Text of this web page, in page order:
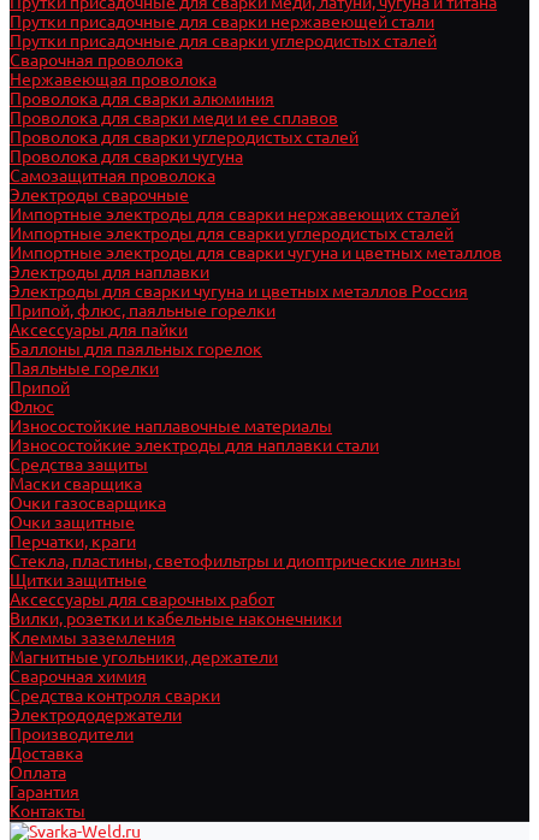
Прутки присадочные для сварки нержавеющей стали
Прутки присадочные для сварки углеродистых сталей
Сварочная проволока
Нержавеющая проволока
Проволока для сварки алюминия
Проволока для сварки меди и ее сплавов
Проволока для сварки углеродистых сталей
Проволока для сварки чугуна
Самозащитная проволока
Электроды сварочные
Импортные электроды для сварки нержавеющих сталей
Импортные электроды для сварки углеродистых сталей
Импортные электроды для сварки чугуна и цветных металлов
Электроды для наплавки
Электроды для сварки чугуна и цветных металлов Россия
Припой, флюс, паяльные горелки
Аксессуары для пайки
Баллоны для паяльных горелок
Паяльные горелки
Припой
Флюс
Износостойкие наплавочные материалы
Износостойкие электроды для наплавки стали
Средства защиты
Маски сварщика
Очки газосварщика
Очки защитные
Перчатки, краги
Стекла, пластины, светофильтры и диоптрические линзы
Щитки защитные
Аксессуары для сварочных работ
Вилки, розетки и кабельные наконечники
Клеммы заземления
Магнитные угольники, держатели
Сварочная химия
Средства контроля сварки
Электрододержатели
Производители
Доставка
Оплата
Гарантия
Контакты